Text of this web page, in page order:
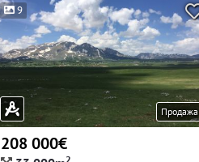
9
Продажа
208 000€
2